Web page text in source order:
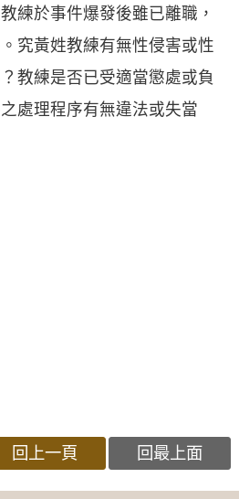
練於事件爆發後雖已離職，
究黃姓教練有無性侵害或性
教練是否已受適當懲處或負
處理程序有無違法或失當
回上一頁 回最上面